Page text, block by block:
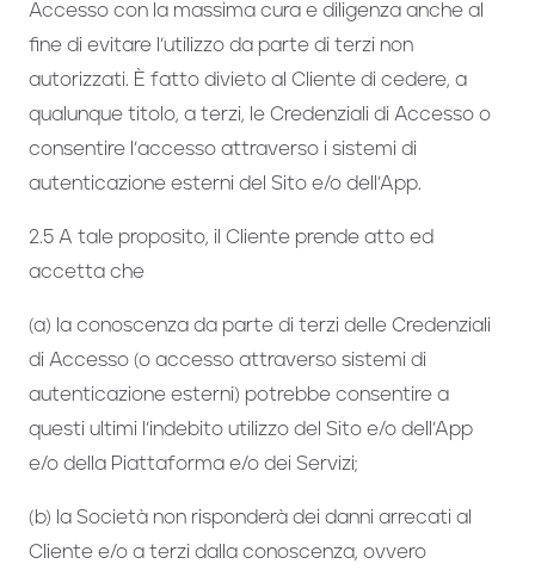
Accesso con la massima cura e diligenza anche al
fine di evitare l’utilizzo da parte di terzi non
autorizzati. È fatto divieto al Cliente di cedere, a
qualunque titolo, a terzi, le Credenziali di Accesso o
consentire l’accesso attraverso i sistemi di
autenticazione esterni del Sito e/o dell’App.
2.5 A tale proposito, il Cliente prende atto ed
accetta che
(a) la conoscenza da parte di terzi delle Credenziali
di Accesso (o accesso attraverso sistemi di
autenticazione esterni) potrebbe consentire a
questi ultimi l’indebito utilizzo del Sito e/o dell’App
e/o della Piattaforma e/o dei Servizi;
(b) la Società non risponderà dei danni arrecati al
Cliente e/o a terzi dalla conoscenza, ovvero